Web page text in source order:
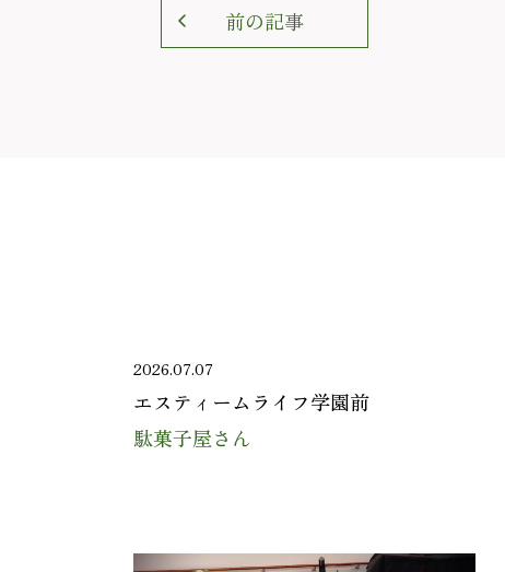
前の記事
2026.07.07
エスティームライフ学園前
駄菓子屋さん